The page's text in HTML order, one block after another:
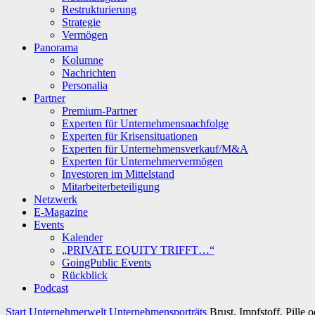
Restrukturierung
Strategie
Vermögen
Panorama
Kolumne
Nachrichten
Personalia
Partner
Premium-Partner
Experten für Unternehmensnachfolge
Experten für Krisensituationen
Experten für Unternehmensverkauf/M&A
Experten für Unternehmervermögen
Investoren im Mittelstand
Mitarbeiterbeteiligung
Netzwerk
E-Magazine
Events
Kalender
„PRIVATE EQUITY TRIFFT…“
GoingPublic Events
Rückblick
Podcast
Start Unternehmerwelt Unternehmensporträts Brust, Impfstoff, Pille